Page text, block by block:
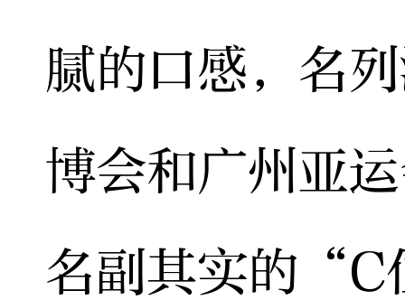
腻的口感，名
博会和广州亚
名副其实的